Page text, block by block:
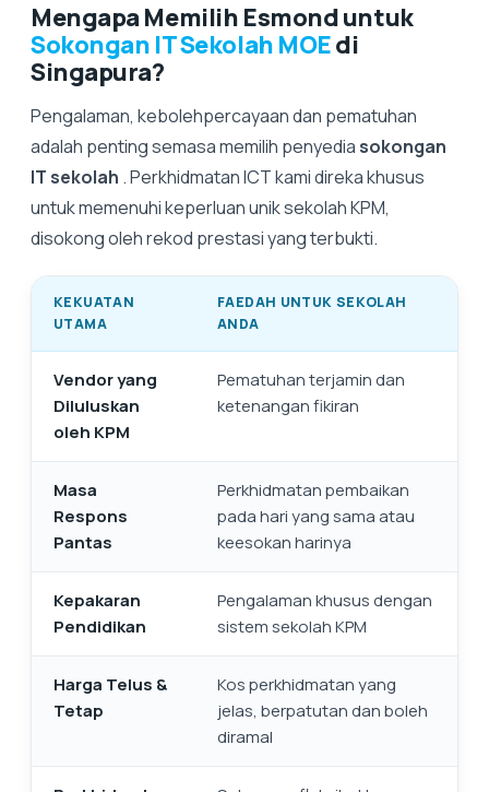
Mengapa Memilih Esmond untuk
Sokongan IT Sekolah MOEdi
Singapura?
Pengalaman, kebolehpercayaan dan pematuhan
adalah penting semasa memilih penyedia sokongan
IT sekolah . Perkhidmatan ICT kami direka khusus
untuk memenuhi keperluan unik sekolah KPM,
disokong oleh rekod prestasi yang terbukti.
KEKUATAN
UTAMA
FAEDAH UNTUK SEKOLAH
ANDA
Vendor yang
Diluluskan
oleh KPM
Pematuhan terjamin dan
ketenangan fikiran
Masa
Respons
Pantas
Perkhidmatan pembaikan
pada hari yang sama atau
keesokan harinya
Kepakaran
Pendidikan
Pengalaman khusus dengan
sistem sekolah KPM
Harga Telus &
Tetap
Kos perkhidmatan yang
jelas, berpatutan dan boleh
diramal